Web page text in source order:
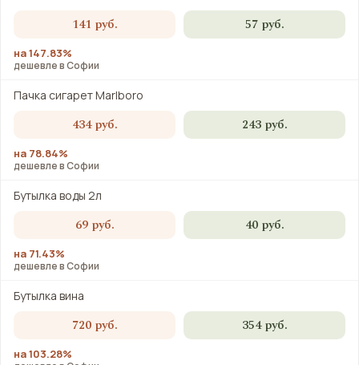
141 руб. 57 руб.
на 147.83%
дешевле в Софии
Пачка сигарет Marlboro
434 руб. 243 руб.
на 78.84%
дешевле в Софии
Бутылка воды 2л
69 руб. 40 руб.
на 71.43%
дешевле в Софии
Бутылка вина
720 руб. 354 руб.
на 103.28%